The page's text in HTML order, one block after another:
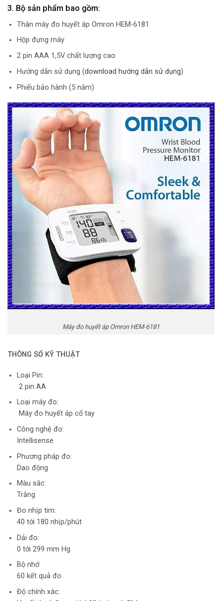
3. Bộ sản phẩm bao gồm:
Thân máy đo huyết áp Omron HEM-6181
Hộp đựng máy
2 pin AAA 1,5V chất lượng cao
Hướng dẫn sử dụng (download hướng dẫn sử dụng)
Phiếu bảo hành (5 năm)
Máy đo huyết áp Omron HEM-6181
THÔNG SỐ KỸ THUẬT
Loại Pin:
2 pin AA
Loại máy đo:
Máy đo huyết áp cổ tay
Công nghệ đo:
Intellisense
Phương pháp đo:
Dao động
Màu sắc:
Trắng
Đo nhịp tim:
40 tới 180 nhịp/phút
Dải đo:
0 tới 299 mm Hg
Bộ nhớ:
60 kết quả đo
Độ chính xác: